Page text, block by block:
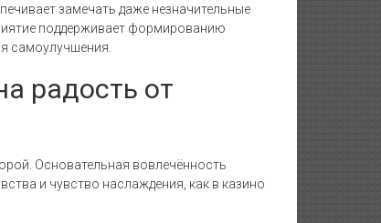
замечать даже незначительные
поддерживает формированию
самоулучшения.
радость от
Основательная вовлечённость
и чувство наслаждения, как в казино